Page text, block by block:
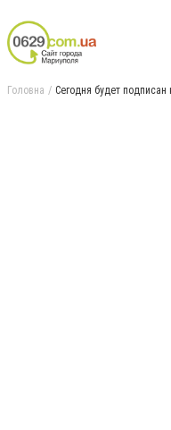
Головна Сегодня будет